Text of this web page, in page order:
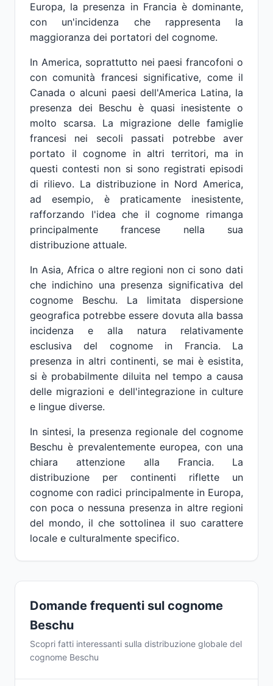
Europa, la presenza in Francia è dominante,
con un'incidenza che rappresenta la
maggioranza dei portatori del cognome.
In America, soprattutto nei paesi francofoni o
con comunità francesi significative, come il
Canada o alcuni paesi dell'America Latina, la
presenza dei Beschu è quasi inesistente o
molto scarsa. La migrazione delle famiglie
francesi nei secoli passati potrebbe aver
portato il cognome in altri territori, ma in
questi contesti non si sono registrati episodi
di rilievo. La distribuzione in Nord America,
ad esempio, è praticamente inesistente,
rafforzando l'idea che il cognome rimanga
principalmente francese nella sua
distribuzione attuale.
In Asia, Africa o altre regioni non ci sono dati
che indichino una presenza significativa del
cognome Beschu. La limitata dispersione
geografica potrebbe essere dovuta alla bassa
incidenza e alla natura relativamente
esclusiva del cognome in Francia. La
presenza in altri continenti, se mai è esistita,
si è probabilmente diluita nel tempo a causa
delle migrazioni e dell'integrazione in culture
e lingue diverse.
In sintesi, la presenza regionale del cognome
Beschu è prevalentemente europea, con una
chiara attenzione alla Francia. La
distribuzione per continenti riflette un
cognome con radici principalmente in Europa,
con poca o nessuna presenza in altre regioni
del mondo, il che sottolinea il suo carattere
locale e culturalmente specifico.
Domande frequenti sul cognome
Beschu
Scopri fatti interessanti sulla distribuzione globale del
cognome Beschu